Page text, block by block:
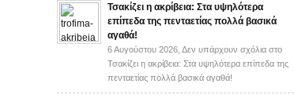
Τσακίζει η ακρίβεια: Στα υψηλότερα
επίπεδα της πενταετίας πολλά βασικά
αγαθά!
6 Αυγούστου 2026, Δεν υπάρχουν σχόλια στο
Τσακίζει η ακρίβεια: Στα υψηλότερα επίπεδα της
πενταετίας πολλά βασικά αγαθά!